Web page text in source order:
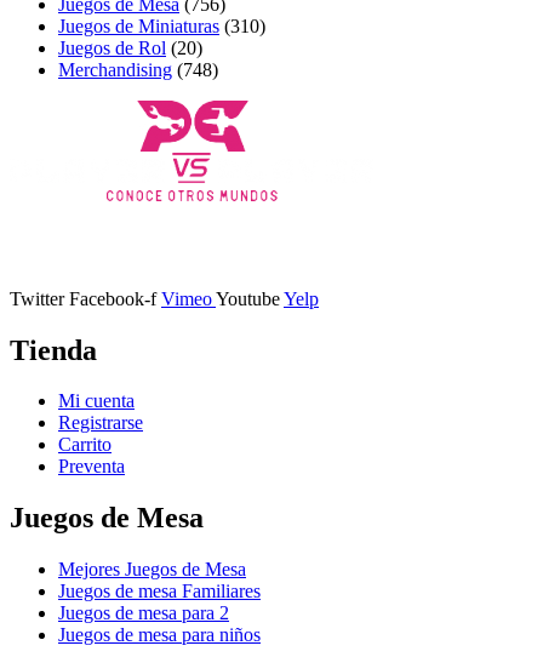
Juegos de Miniaturas (310)
Juegos de Rol (20)
Merchandising (748)
Twitter Facebook-f VimeoYoutubeYelp
Tienda
Mi cuenta
Registrarse
Carrito
Preventa
Juegos de Mesa
Mejores Juegos de Mesa
Juegos de mesa Familiares
Juegos de mesa para 2
Juegos de mesa para niños